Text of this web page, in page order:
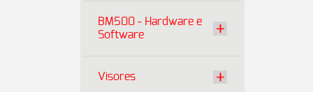
BM500 - Hardware e
Software
Visores